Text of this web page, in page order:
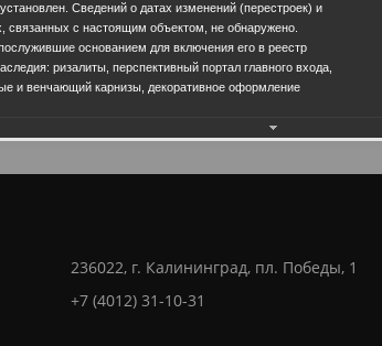
Еще фотографии
236022, г. Калининград, пл. Победы, 1
+7 (4012) 31-10-31
Сведений о датах изменений (перестроек) и
связанных с настоящим объектом, не обнаружено.
основанием для включения его в реестр
ризалиты, перспективный портал главного входа,
и венчающий карнизы, декоративное оформление